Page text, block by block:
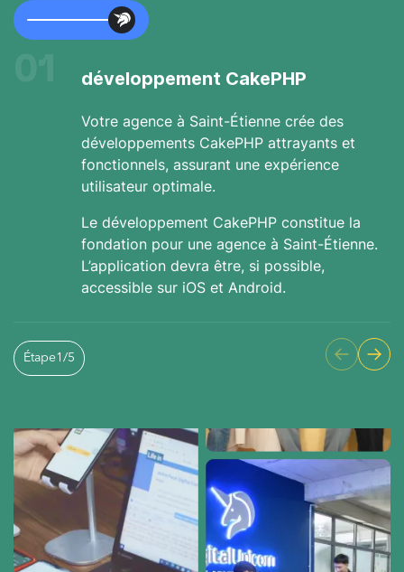
développement CakePHP
Votre agence à Saint-Étienne crée des
développements CakePHP attrayants et
fonctionnels, assurant une expérience
utilisateur optimale.
Le développement CakePHP constitue la
fondation pour une agence à Saint-Étienne.
L’application devra être, si possible,
accessible sur iOS et Android.
Étape1 /5